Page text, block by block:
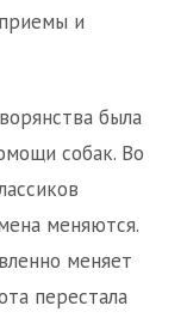
и
была
собак. Во
меняются.
меняет
перестала